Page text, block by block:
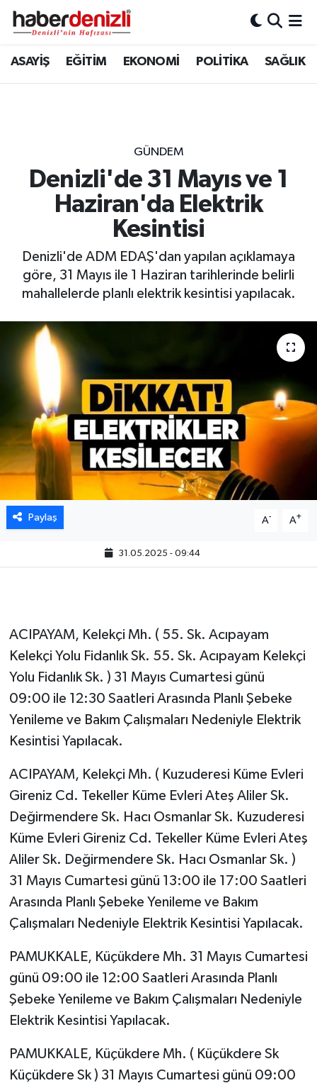
ASAYİŞ EĞİTİM EKONOMİ POLİTİKA SAĞLIK
GÜNDEM
Denizli'de 31 Mayıs ve 1
Haziran'da Elektrik
Kesintisi
Denizli'de ADM EDAŞ'dan yapılan açıklamaya
göre, 31 Mayıs ile 1 Haziran tarihlerinde belirli
mahallelerde planlı elektrik kesintisi yapılacak.
Paylaş A- A+
31.05.2025 - 09:44
ACIPAYAM, Kelekçi Mh. ( 55. Sk. Acıpayam
Kelekçi Yolu Fidanlık Sk. 55. Sk. Acıpayam Kelekçi
Yolu Fidanlık Sk. ) 31 Mayıs Cumartesi günü
09:00 ile 12:30 Saatleri Arasında Planlı Şebeke
Yenileme ve Bakım Çalışmaları Nedeniyle Elektrik
Kesintisi Yapılacak.
ACIPAYAM, Kelekçi Mh. ( Kuzuderesi Küme Evleri
Gireniz Cd. Tekeller Küme Evleri Ateş Aliler Sk.
Değirmendere Sk. Hacı Osmanlar Sk. Kuzuderesi
Küme Evleri Gireniz Cd. Tekeller Küme Evleri Ateş
Aliler Sk. Değirmendere Sk. Hacı Osmanlar Sk. )
31 Mayıs Cumartesi günü 13:00 ile 17:00 Saatleri
Arasında Planlı Şebeke Yenileme ve Bakım
Çalışmaları Nedeniyle Elektrik Kesintisi Yapılacak.
PAMUKKALE, Küçükdere Mh. 31 Mayıs Cumartesi
günü 09:00 ile 12:00 Saatleri Arasında Planlı
Şebeke Yenileme ve Bakım Çalışmaları Nedeniyle
Elektrik Kesintisi Yapılacak.
PAMUKKALE, Küçükdere Mh. ( Küçükdere Sk
Küçükdere Sk ) 31 Mayıs Cumartesi günü 09:00
Denizli Nöbetçi Eczaneler
Tüm Manşetler
Son Dakika Haberleri
Haber Arşivi